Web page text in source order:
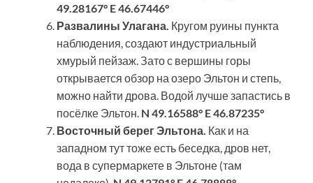
49.28167° E 46.67446°
Развалины Улагана. Кругом руины пункта
наблюдения, создают индустриальный
хмурый пейзаж. Зато с вершины горы
открывается обзор на озеро Эльтон и степь,
можно найти дрова. Водой лучше запастись в
посёлке Эльтон. N 49.16588° E 46.87235°
Восточный берег Эльтона. Как и на
западном тут тоже есть беседка, дров нет,
вода в супермаркете в Эльтоне (там